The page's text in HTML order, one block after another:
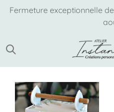
Passer
principal
Fermeture exceptionnelle